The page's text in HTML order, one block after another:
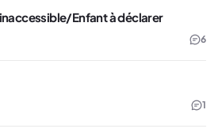
Enfant à déclarer
6
1